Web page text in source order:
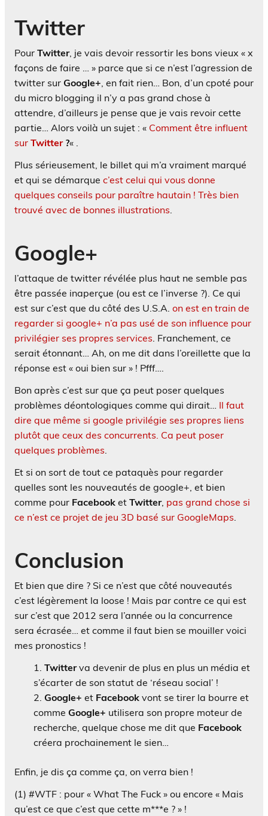
Twitter
Pour Twitter, je vais devoir ressortir les bons vieux « x
façons de faire … » parce que si ce n’est l’agression de
twitter sur Google+ , en fait rien… Bon, d’un cpoté pour
du micro blogging il n’y a pas grand chose à
attendre, d’ailleurs je pense que je vais revoir cette
partie… Alors voilà un sujet : « Comment être influent
sur Twitter?« .
Plus sérieusement, le billet qui m’a vraiment marqué
et qui se démarque c’est celui qui vous donne
quelques conseils pour paraître hautain ! Très bien
trouvé avec de bonnes illustrations
Google+
l’attaque de twitter révélée plus haut ne semble pas
être passée inaperçue (ou est ce l’inverse ?). Ce qui
est sur c’est que du côté des U.S.A. on est en train de
regarder si google+ n’a pas usé de son influence pour
privilégier ses propres services . Franchement, ce
serait étonnant… Ah, on me dit dans l’oreillette que la
réponse est « oui bien sur » ! Pfff….
Bon après c’est sur que ça peut poser quelques
problèmes déontologiques comme qui dirait… Il faut
dire que même si google privilégie ses propres liens
plutôt que ceux des concurrents. Ca peut poser
quelques problèmes
Et si on sort de tout ce pataquès pour regarder
quelles sont les nouveautés de google+, et bien
comme pour Facebook et Twitter, pas grand chose si
ce n’est ce projet de jeu 3D basé sur GoogleMaps
Conclusion
Et bien que dire ? Si ce n’est que côté nouveautés
c’est légèrement la loose ! Mais par contre ce qui est
sur c’est que 2012 sera l’année ou la concurrence
sera écrasée… et comme il faut bien se mouiller voici
mes pronostics !
Twitterva devenir de plus en plus un média et
s’écarter de son statut de ‘réseau social’ !
Google+ et Facebook vont se tirer la bourre et
comme Google+ utilisera son propre moteur de
recherche, quelque chose me dit que Facebook
créera prochainement le sien…
Enfin, je dis ça comme ça, on verra bien !
(1) #WTF : pour « What The Fuck » ou encore « Mais
qu’est ce que c’est que cette m***e ? » !